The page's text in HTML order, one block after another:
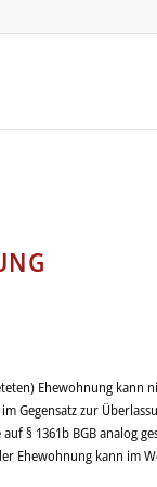
Ehewohnung kann
Gegensatz zur
auf § 1361b BGB analog
kann im